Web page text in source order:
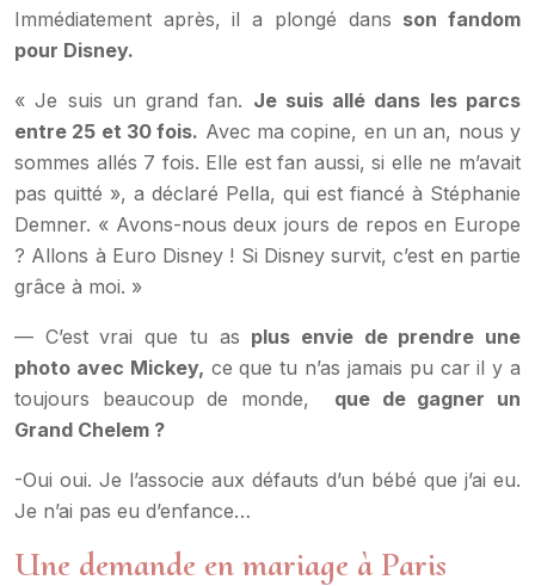
Immédiatement après, il a plongé dans son fandom
pour Disney.
« Je suis un grand fan. Je suis allé dans les parcs
entre 25 et 30 fois. Avec ma copine, en un an, nous y
sommes allés 7 fois. Elle est fan aussi, si elle ne m’avait
pas quitté », a déclaré Pella, qui est fiancé à Stéphanie
Demner. « Avons-nous deux jours de repos en Europe
? Allons à Euro Disney ! Si Disney survit, c’est en partie
grâce à moi. »
— C’est vrai que tu as plus envie de prendre une
photo avec Mickey, ce que tu n’as jamais pu car il y a
toujours beaucoup de monde, que de gagner un
Grand Chelem ?
-Oui oui. Je l’associe aux défauts d’un bébé que j’ai eu.
Je n’ai pas eu d’enfance…
Une demande en mariage à Paris